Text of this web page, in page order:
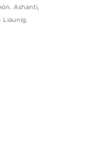
Ashanti,
Liaunig.